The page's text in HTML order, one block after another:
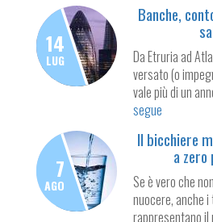
14
LUG
Banche,
Da Etruria ad
versato (o
vale più di un
segue
7
AGO
Il bicchiere
a zero
Se è vero che
nuocere, anche
rappresentano il